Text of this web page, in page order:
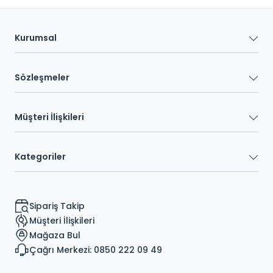
Kurumsal
Sözleşmeler
Müşteri İlişkileri
Kategoriler
Sipariş Takip
Müşteri İlişkileri
Mağaza Bul
Çağrı Merkezi: 0850 222 09 49